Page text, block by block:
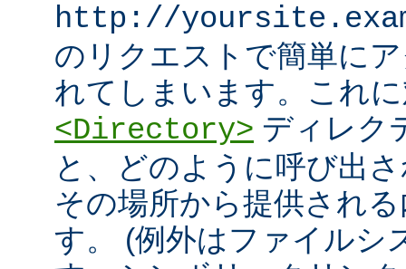
http://
のリクエストで簡単に
れてしまいます。これ
<Directory> ディレク
と、どのように呼び出
その場所から提供され
す。 (例外はファイルシ